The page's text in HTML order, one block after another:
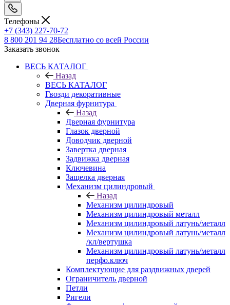
Телефоны
+7 (343) 227-70-72
8 800 201 94 28Бесплатно со всей России
Заказать звонок
ВЕСЬ КАТАЛОГ
Назад
ВЕСЬ КАТАЛОГ
Гвозди декоративные
Дверная фурнитура
Назад
Дверная фурнитура
Глазок дверной
Доводчик дверной
Завертка дверная
Задвижка дверная
Ключевина
Защелка дверная
Механизм цилиндровый
Назад
Механизм цилиндровый
Механизм цилиндровый металл
Механизм цилиндровый латунь/металл
Механизм цилиндровый латунь/металл
/кл/вертушка
Механизм цилиндровый латунь/металл
перфо.ключ
Комплектующие для раздвижных дверей
Ограничитель дверной
Петли
Ригели